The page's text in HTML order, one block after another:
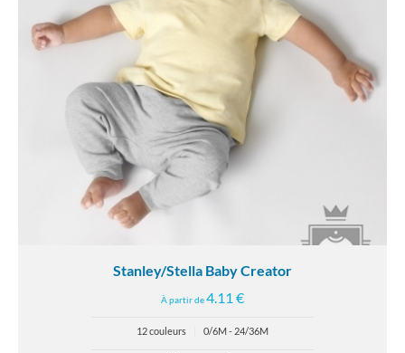
Stanley/Stella Baby Creator
À partir de4.11 €
12 couleurs 0/6M - 24/36M